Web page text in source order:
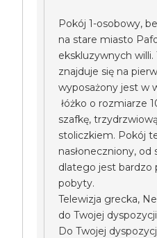
Pokój 1-osobowy,
na stare miasto
ekskluzywnych
znajduje się na
wyposażony jest w
łóżko o rozmiarze
szafkę,
stoliczkiem. Pokój
nasłoneczniony, od
dlatego jest bardzo
pobyty.
Telewizja grecka,
do Twojej
Do Twojej